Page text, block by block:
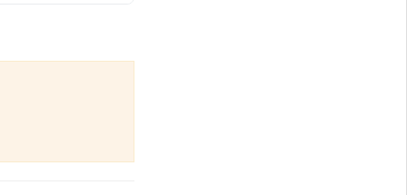
leent zich
locatie